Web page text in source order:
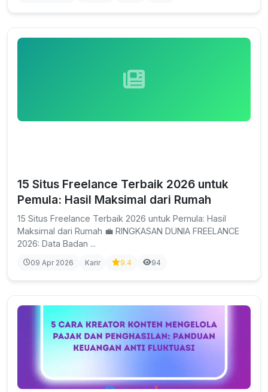
15 Situs Freelance Terbaik 2026 untuk
Pemula: Hasil Maksimal dari Rumah
15 Situs Freelance Terbaik 2026 untuk Pemula: Hasil
Maksimal dari Rumah 💼 RINGKASAN DUNIA FREELANCE
2026: Data Badan ...
09 Apr 2026 Karir 9.4 94